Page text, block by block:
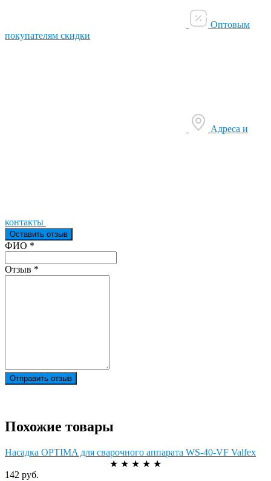
Оптовым
покупателям скидки
Адреса и
контакты
Оставить отзыв
Ваш отзыв был отправлен!
ФИО *
Отзыв *
Отправить отзыв
Похожие товары
Насадка OPTIMA для сварочного аппарата WS-40-VF Valfex
★ ★ ★ ★ ★
142 руб.